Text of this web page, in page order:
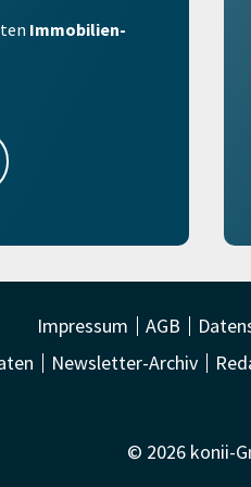
Immobilien-
Impressum AGB
Newsletter-Archiv
© 2026 konii-